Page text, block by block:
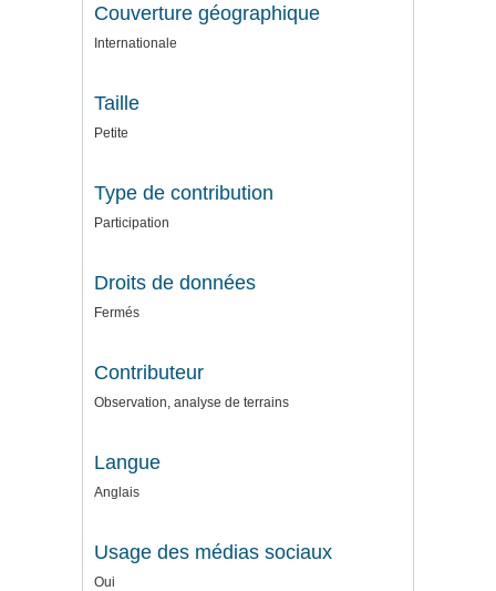
Couverture géographique
Internationale
Taille
Petite
Type de contribution
Participation
Droits de données
Fermés
Contributeur
Observation, analyse de terrains
Langue
Anglais
Usage des médias sociaux
Oui